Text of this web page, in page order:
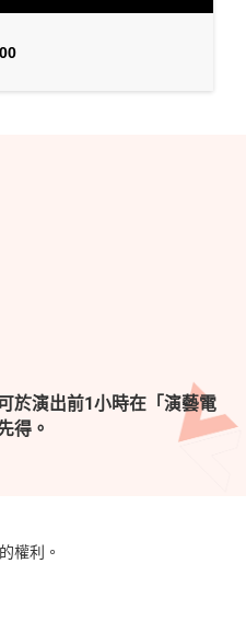
於演出前1小時在「演藝電
得。
權利。